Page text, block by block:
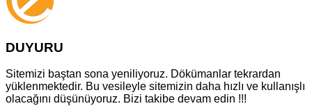
DUYURU
Sitemizi baştan sona yeniliyoruz. Dökümanlar tekrardan
yüklenmektedir. Bu vesileyle sitemizin daha hızlı ve kullanışlı
olacağını düşünüyoruz. Bizi takibe devam edin !!!